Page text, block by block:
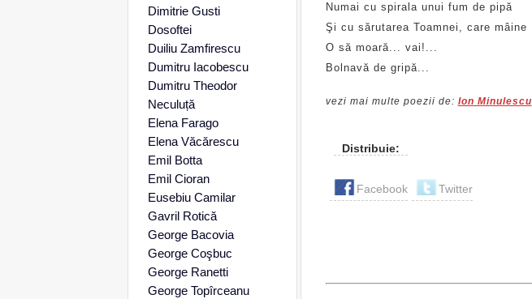
Numai cu spirala unui fum de pipă
Şi cu sărutarea Toamnei, care mâine
O să moară... vai!...
Bolnavă de gripă...
vezi mai multe poezii de: Ion Minulescu
Distribuie:
Facebook Twitter
Dimitrie Gusti
Dosoftei
Duiliu Zamfirescu
Dumitru Iacobescu
Dumitru Theodor
Neculuță
Elena Farago
Elena Văcărescu
Emil Botta
Emil Cioran
Eusebiu Camilar
Gavril Rotică
George Bacovia
George Coşbuc
George Ranetti
George Topîrceanu